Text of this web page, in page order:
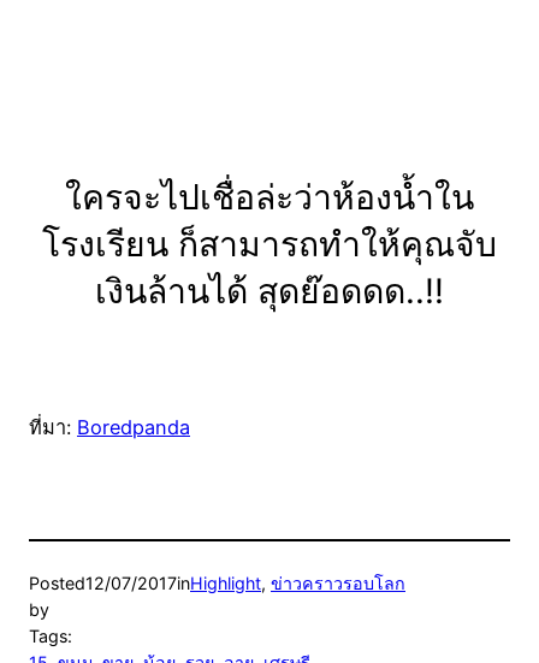
ใครจะไปเชื่อล่ะว่าห้องน้ำใน
โรงเรียน ก็สามารถทำให้คุณจับ
เงินล้านได้ สุดย๊อดดด..!!
ที่มา: Boredpanda
Posted12/07/2017inHighlight, ข่าวคราวรอบโลก
by
Tags: